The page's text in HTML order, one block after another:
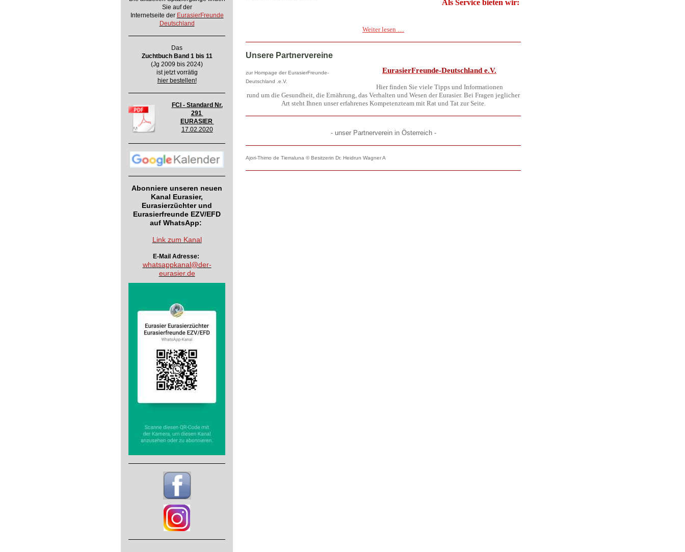
Sie auf der
Internetseite der EurasierFreunde
Deutschland
Das
Zuchtbuch Band 1 bis 11
(Jg 2009 bis 2024)
ist jetzt vorrätig
hier bestellen!
FCI - Standard Nr.
291
EURASIER
17.02.2020
Abonniere unseren neuen
Kanal Eurasier,
Eurasierzüchter und
Eurasierfreunde EZV/EFD
auf WhatsApp:
Link zum Kanal
E-Mail Adresse:
whatsappkanal@der-
eurasier.de
Als Service bieten wir:
Weiter lesen …
Unsere Partnervereine
zur Hompage der EurasierFreunde-
Deutschland .e.V.
EurasierFreunde-Deutschland e.V.
Hier finden Sie viele Tipps und Informationen
rund um die Gesundheit, die Ernährung, das Verhalten und Wesen der Eurasier. Bei Fragen jeglicher
Art steht Ihnen unser erfahrenes Kompetenzteam mit Rat und Tat zur Seite.
- unser Partnerverein in Österreich -
Ajori-Thimo de Tierraluna © Besitzerin Dr. Heidrun Wagner A